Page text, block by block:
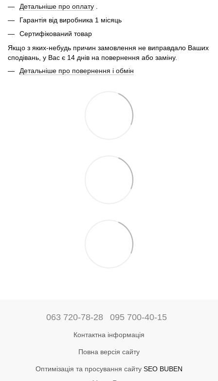
Детальніше про оплату
Гарантія від виробника 1 місяць
Сертифікований товар
Якщо з яких-небудь причин замовлення не виправдало Ваших
сподівань, у Вас є 14 днів на повернення або заміну.
Детальніше про повернення і обмін
063 720-78-28 095 700-40-15
Контактна інформація
Повна версія сайту
Оптимізація та просування сайту SEO BUBEN